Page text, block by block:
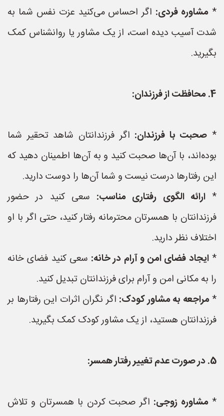
* مشاوره فردی: اگر احساس می‌کنید عزت نفس شما به
شدت آسیب دیده است، از یک مشاور یا روانشناس کمک
بگیرید.
4. محافظت از فرزندان:
* صحبت با فرزندان: اگر فرزندانتان شاهد تحقیر شما
بوده‌اند، با آن‌ها صحبت کنید و به آن‌ها اطمینان دهید که
این رفتارها درست نیست و شما آن‌ها را دوست دارید.
*ارائه الگوی رفتاری مناسب: سعی کنید در حضور
فرزندانتان با همسرتان محترمانه رفتار کنید، حتی اگر با او
اختلاف نظر دارید.
*ایجاد فضای امن و آرام در خانه: سعی کنید فضای خانه
را به مکانی امن و آرام برای فرزندانتان تبدیل کنید.
*مراجعه به مشاور کودک: اگر نگران اثرات این رفتارها بر
فرزندانتان هستید، از یک مشاور کودک کمک بگیرید.
5. در صورت عدم تغییر رفتار همسر:
*مشاوره زوجی: اگر صحبت کردن با همسرتان و تلاش